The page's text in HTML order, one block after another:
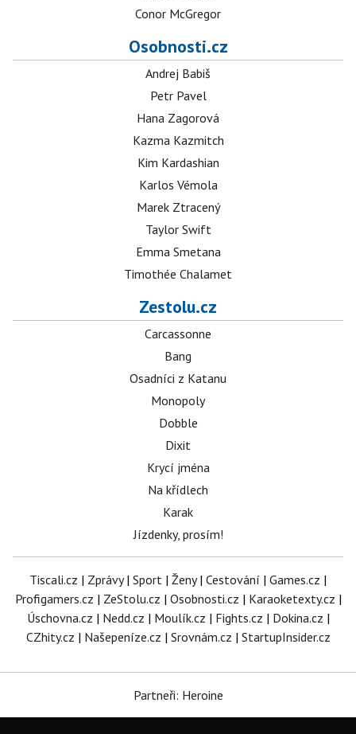
Conor McGregor
Osobnosti.cz
Andrej Babiš
Petr Pavel
Hana Zagorová
Kazma Kazmitch
Kim Kardashian
Karlos Vémola
Marek Ztracený
Taylor Swift
Emma Smetana
Timothée Chalamet
Zestolu.cz
Carcassonne
Bang
Osadníci z Katanu
Monopoly
Dobble
Dixit
Krycí jména
Na křídlech
Karak
Jízdenky, prosím!
Tiscali.cz | Zprávy| Sport | Ženy| Cestování | Games.cz |
Profigamers.cz | ZeStolu.cz | Osobnosti.cz | Karaoketexty.cz |
Úschovna.cz | Nedd.cz | Moulík.cz | Fights.cz | Dokina.cz |
CZhity.cz | Našepeníze.cz | Srovnám.cz | StartupInsider.cz
Partneři: Heroine